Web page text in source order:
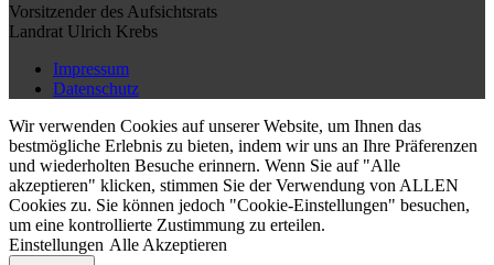
Vorsitzender des Aufsichtsrats
Landrat Ulrich Krebs
Impressum
Datenschutz
Wir verwenden Cookies auf unserer Website, um Ihnen das
bestmögliche Erlebnis zu bieten, indem wir uns an Ihre Präferenzen
und wiederholten Besuche erinnern. Wenn Sie auf "Alle
akzeptieren" klicken, stimmen Sie der Verwendung von ALLEN
Cookies zu. Sie können jedoch "Cookie-Einstellungen" besuchen,
um eine kontrollierte Zustimmung zu erteilen.
Einstellungen Alle Akzeptieren